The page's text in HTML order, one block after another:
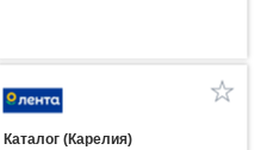
Каталог (Карелия)